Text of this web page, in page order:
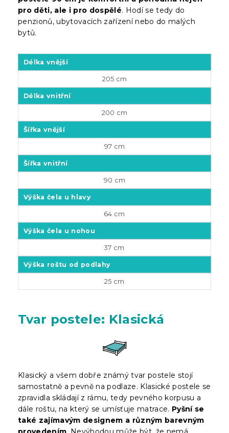
pro děti, ale i pro dospělé. Hodí se tedy do
penzionů, ubytovacích zařízení nebo do malých
bytů.
Délka vnější
205 cm
Délka vnitřní
200 cm
Šířka vnější
97 cm
Šířka vnitřní
90 cm
Výška čela u hlavy
64 cm
Výška čela u nohou
37 cm
Výška roštu od podlahy
25 cm
Tvar postele: Klasická
Klasický a všem dobře známý tvar postele stojí
samostatně a pevně na podlaze. Klasické postele se
zpravidla skládají z rámu, tedy pevného korpusu a
dále roštu, na který se umísťuje matrace. Pyšní se
také zajímavým designem a různým barevným